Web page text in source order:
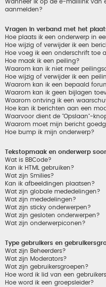
Wanneer ik op de e-maillink van
aanmelden?
Vragen in verband met het
Hoe plaats ik een onderwerp in
Hoe wijzig of verwijder ik een
Hoe voeg ik een onderschrift toe
Hoe maak ik een peiling?
Waarom kan ik niet meer
Hoe wijzig of verwijder ik een
Waarom kan ik een bepaald
Waarom kan ik geen bijlagen
Waarom ontving ik een
Hoe kan ik berichten aan een
Waarvoor dient de "Opslaan"-
Waarom moet mijn bericht
Hoe bump ik mijn onderwerp?
Tekstopmaak en onderwerp
Wat is BBCode?
Kan ik HTML gebruiken?
Wat zijn Smilies?
Kan ik afbeeldingen plaatsen?
Wat zijn globale mededelingen?
Wat zijn mededelingen?
Wat zijn sticky onderwerpen?
Wat zijn gesloten onderwerpen?
Wat zijn onderwerpiconen?
Type gebruikers en
Wat zijn Beheerders?
Wat zijn Moderators?
Wat zijn gebruikersgroepen?
Hoe word ik lid van een
Hoe word ik een groepsleider?